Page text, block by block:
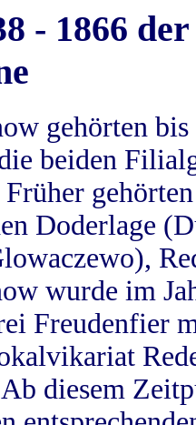
- 1866
gehörten
beiden
Doderlage
wurde im
Freudenfier
diesem